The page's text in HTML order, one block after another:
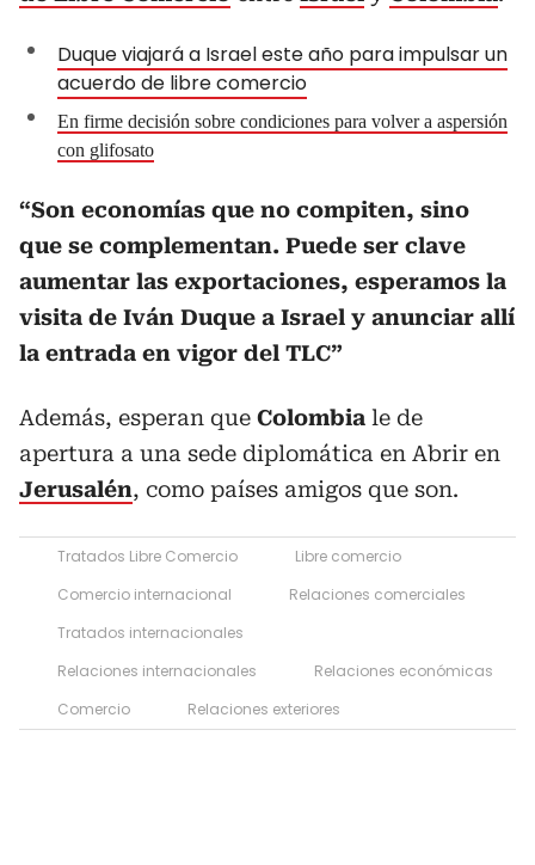
Duque viajará a Israel este año para impulsar un
acuerdo de libre comercio
En firme decisión sobre condiciones para volver a aspersión
con glifosato
“Son economías que no compiten, sino
que se complementan. Puede ser clave
aumentar las exportaciones, esperamos la
visita de Iván Duque a Israel y anunciar allí
la entrada en vigor del TLC”
Además, esperan que Colombia le de
apertura a una sede diplomática en Abrir en
Jerusalén, como países amigos que son.
Tratados Libre Comercio
Libre comercio
Comercio internacional
Relaciones comerciales
Tratados internacionales
Relaciones internacionales
Relaciones económicas
Comercio
Relaciones exteriores